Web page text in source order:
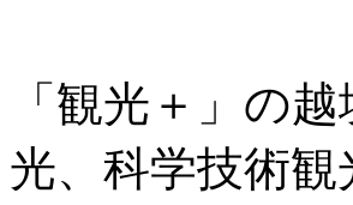
「観光＋」の
光、科学技術